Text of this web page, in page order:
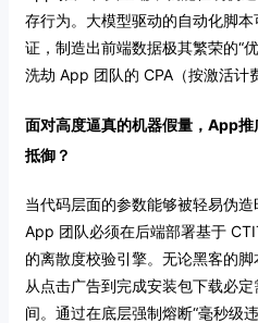
存行为。大模型驱动的自动化脚
证，制造出前端数据极其繁荣的“
洗劫 App 团队的 CPA（按激活计
面对高度逼真的机器假量，App
抵御？
当代码层面的参数能够被轻易伪造
App 团队必须在后端部署基于
的离散度校验引擎。无论黑客的
从点击广告到完成安装包下载必
间。通过在底层强制熔断“毫秒级